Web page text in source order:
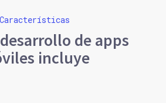
Características
desarrollo de apps
incluye